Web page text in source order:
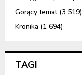
Gorący temat(3 519)
Kronika (1 694)
TAGI